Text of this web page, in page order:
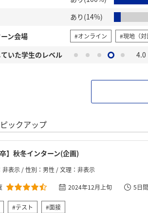
あり(14%)
ン会場
#オンライン #現地（対
いた学生のレベル 4.0
ックアップ
卒】秋冬インターン(企画)
非表示 / 性別：男性 / 文理：非表示
2024年12月上旬 5日間
#テスト #面接